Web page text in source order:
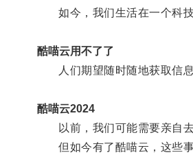
如今，我们生活在一个科技
酷喵云用不了了
人们期望随时随地获取信息
酷喵云2024
以前，我们可能需要亲自去
但如今有了酷喵云，这些事